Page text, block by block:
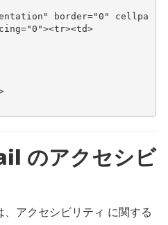
border="0" cellpa
のアクセシビ
、アクセシビリティ に関する